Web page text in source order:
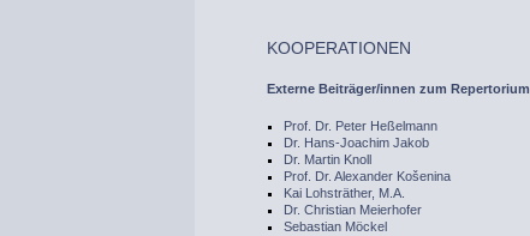
KOOPERATIONEN
Externe Beiträger/innen zum Repertorium
Prof. Dr. Peter Heßelmann
Dr. Hans-Joachim Jakob
Dr. Martin Knoll
Prof. Dr. Alexander Košenina
Kai Lohsträther, M.A.
Dr. Christian Meierhofer
Sebastian Möckel